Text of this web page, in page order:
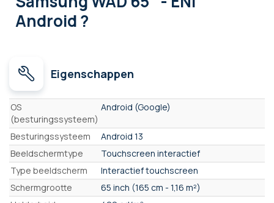
Android ?
Eigenschappen
Eigenschappen
OS
(besturingssysteem)
Android (Google)
Besturingssysteem
Android 13
Beeldschermtype
Touchscreen interactief
Type beeldscherm
Interactief touchscreen
Schermgrootte
65 inch (165 cm - 1,16 m²)